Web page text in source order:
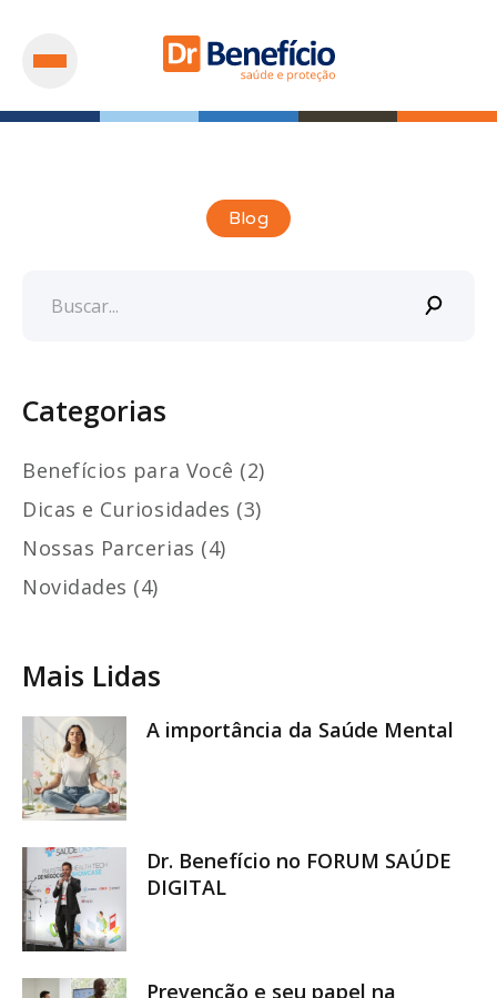
Blog
Categorias
Benefícios para Você (2)
Dicas e Curiosidades (3)
Nossas Parcerias (4)
Novidades (4)
Mais Lidas
A importância da Saúde Mental
Dr. Benefício no FORUM SAÚDE
DIGITAL
Prevenção e seu papel na